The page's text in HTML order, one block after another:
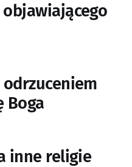
Boga
inne religie